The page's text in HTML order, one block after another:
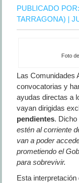
PUBLICADO POR:
TARRAGONA) |
Foto
Las Comunidades
convocatorias y
ayudas directas a
vayan dirigidas
pendientes. Dicho
estén al corriente
van a poder
prometiendo el
para sobrevivir.
Esta